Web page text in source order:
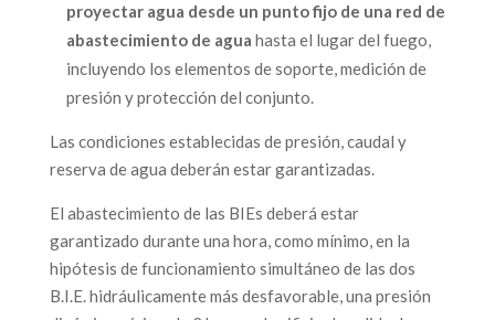
proyectar agua desde un punto fijo de una red de
abastecimiento de agua hasta el lugar del fuego,
incluyendo los elementos de soporte, medición de
presión y protección del conjunto.
Las condiciones establecidas de presión, caudal y
reserva de agua deberán estar garantizadas.
El abastecimiento de las BIEs deberá estar
garantizado durante una hora, como mínimo, en la
hipótesis de funcionamiento simultáneo de las dos
B.I.E. hidráulicamente más desfavorable, una presión